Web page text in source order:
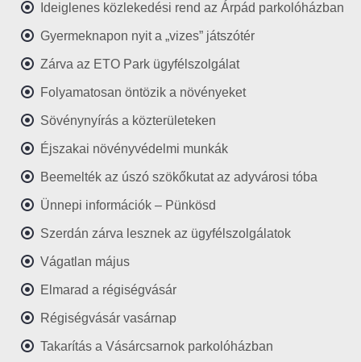
Ideiglenes közlekedési rend az Árpád parkolóházban
Gyermeknapon nyit a „vizes” játszótér
Zárva az ETO Park ügyfélszolgálat
Folyamatosan öntözik a növényeket
Sövénynyírás a közterületeken
Éjszakai növényvédelmi munkák
Beemelték az úszó szökőkutat az adyvárosi tóba
Ünnepi információk – Pünkösd
Szerdán zárva lesznek az ügyfélszolgálatok
Vágatlan május
Elmarad a régiségvásár
Régiségvásár vasárnap
Takarítás a Vásárcsarnok parkolóházban